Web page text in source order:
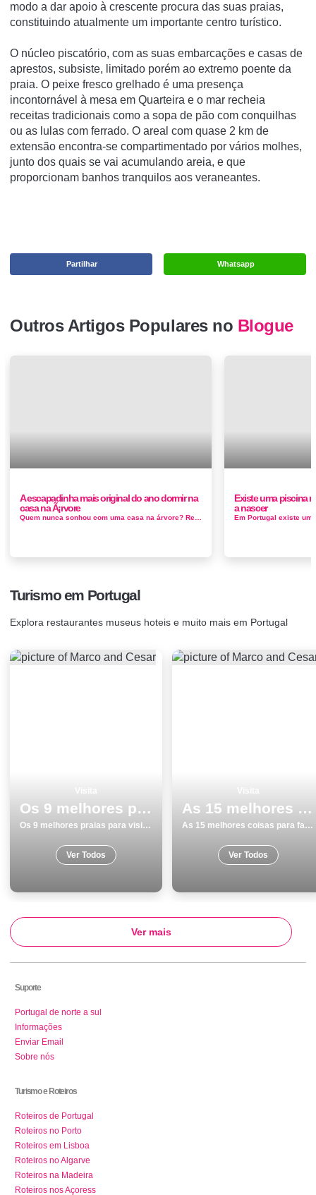
modo a dar apoio à crescente procura das suas praias,
constituindo atualmente um importante centro turístico.
O núcleo piscatório, com as suas embarcações e casas de
aprestos, subsiste, limitado porém ao extremo poente da
praia. O peixe fresco grelhado é uma presença
incontornável à mesa em Quarteira e o mar recheia
receitas tradicionais como a sopa de pão com conquilhas
ou as lulas com ferrado. O areal com quase 2 km de
extensão encontra-se compartimentado por vários molhes,
junto dos quais se vai acumulando areia, e que
proporcionam banhos tranquilos aos veraneantes.
Whatsapp
Partilhar
Outros Artigos Populares no Blogue
A escapadinha mais original do ano dormir na
casa na Ã¡rvore
Quem nunca sonhou com uma casa na árvore? Realizamos o sonho da infância na espectacular casa da árvore, um alojamento de turismo ...
Existe uma piscina
a nascer
Turismo em Portugal
Explora restaurantes museus hoteis e muito mais em Portugal
Os 9 melhores praias para visitar em Portugal
Os 9 melhores praias para visitar em Portugal
Ver Todos
As 15 melhores coisas para fazer no inverno em Museus
As 15 melhores coisas para fazer no inverno em Museus
Ver Todos
Ver mais
Suporte
Portugal de norte a sul
Informações
Enviar Email
Sobre nós
Turismo e Roteiros
Roteiros de Portugal
Roteiros no Porto
Roteiros em Lisboa
Roteiros no Algarve
Roteiros na Madeira
Roteiros nos Açoress